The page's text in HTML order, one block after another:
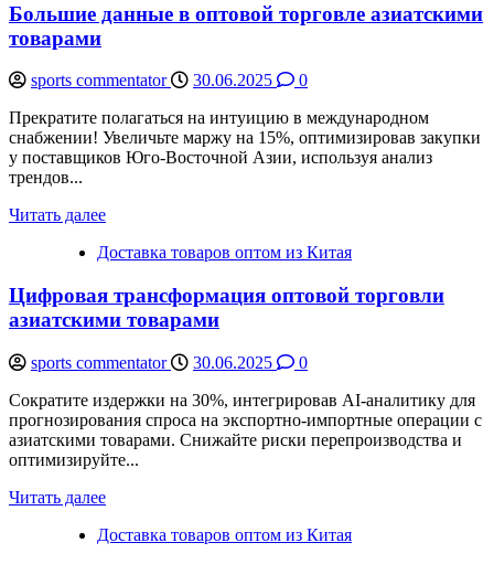
Большие данные в оптовой торговле азиатскими
товарами
sports commentator 30.06.2025
0
Прекратите полагаться на интуицию в международном
снабжении! Увеличьте маржу на 15%, оптимизировав закупки
у поставщиков Юго-Восточной Азии, используя анализ
трендов...
Читать далее
Доставка товаров оптом из Китая
Цифровая трансформация оптовой торговли
азиатскими товарами
sports commentator 30.06.2025
0
Сократите издержки на 30%, интегрировав AI-аналитику для
прогнозирования спроса на экспортно-импортные операции с
азиатскими товарами. Снижайте риски перепроизводства и
оптимизируйте...
Читать далее
Доставка товаров оптом из Китая